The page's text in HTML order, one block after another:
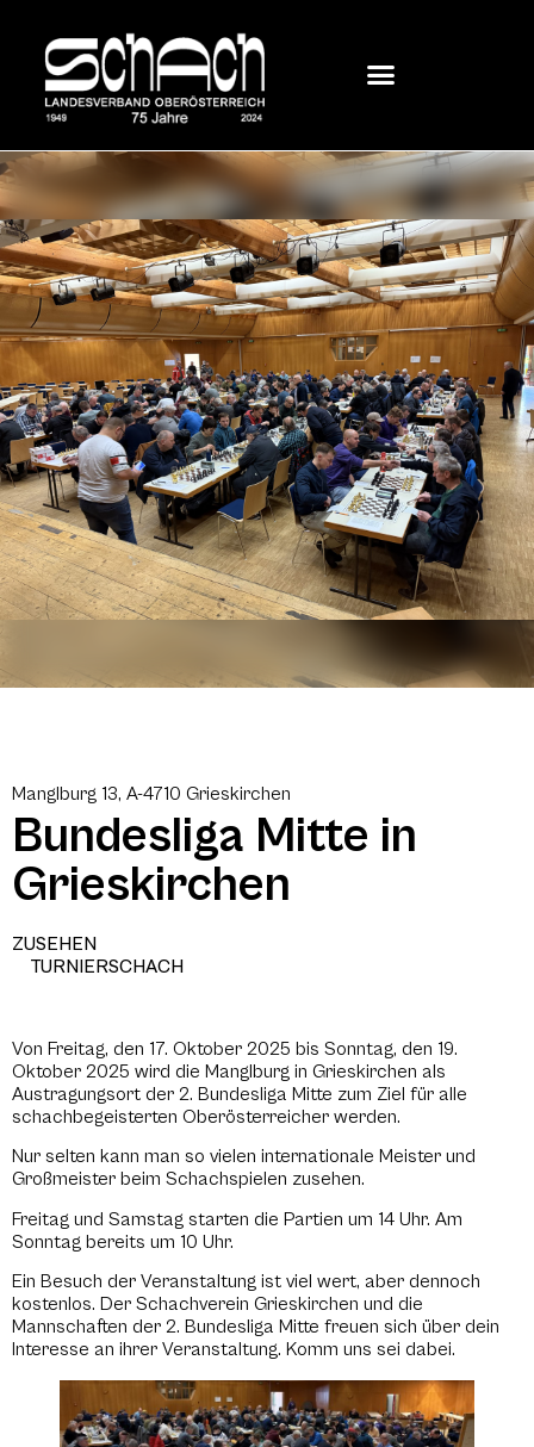
Manglburg 13, A-4710 Grieskirchen
Bundesliga Mitte in
Grieskirchen
ZUSEHEN
TURNIERSCHACH
Von Freitag, den 17. Oktober 2025 bis Sonntag, den 19.
Oktober 2025 wird die Manglburg in Grieskirchen als
Austragungsort der 2. Bundesliga Mitte zum Ziel für alle
schachbegeisterten Oberösterreicher werden.
Nur selten kann man so vielen internationale Meister und
Großmeister beim Schachspielen zusehen.
Freitag und Samstag starten die Partien um 14 Uhr. Am
Sonntag bereits um 10 Uhr.
Ein Besuch der Veranstaltung ist viel wert, aber dennoch
kostenlos. Der Schachverein Grieskirchen und die
Mannschaften der 2. Bundesliga Mitte freuen sich über dein
Interesse an ihrer Veranstaltung. Komm uns sei dabei.